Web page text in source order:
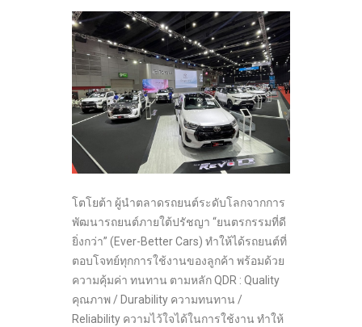
โตโยต้า ผู้นำตลาดรถยนต์ระดับโลกจากการ
พัฒนารถยนต์ภายใต้ปรัชญา “ยนตรกรรมที่ดี
ยิ่งกว่า” (Ever-Better Cars) ทำให้ได้รถยนต์ที่
ตอบโจทย์ทุกการใช้งานของลูกค้า พร้อมด้วย
ความคุ้มค่า ทนทาน ตามหลัก QDR : Quality
คุณภาพ / Durability ความทนทาน /
Reliability ความไว้ใจได้ในการใช้งาน ทำให้